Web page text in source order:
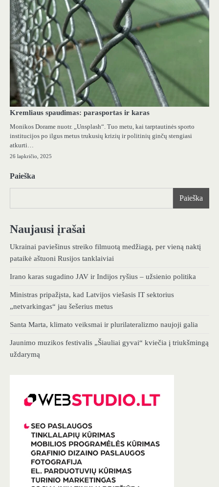
Kremliaus spaudimas: parasportas ir karas
Monikos Dorame nuotr. „Unsplash“. Tuo metu, kai tarptautinės sporto
institucijos po ilgus metus trukusių krizių ir politinių ginčų stengiasi
atkurti…
26 lapkričio, 2025
Paieška
Paieška
Naujausi įrašai
Ukrainai paviešinus streiko filmuotą medžiagą, per vieną naktį
pataikė aštuoni Rusijos tanklaiviai
Irano karas sugadino JAV ir Indijos ryšius – užsienio politika
Ministras pripažįsta, kad Latvijos viešasis IT sektorius
„netvarkingas“ jau šešerius metus
Santa Marta, klimato veiksmai ir plurilateralizmo naujoji galia
Jaunimo muzikos festivalis „Šiauliai gyvai“ kviečia į triukšmingą
uždarymą